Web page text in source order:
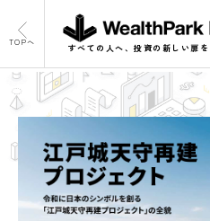
TOPへ
すべての人へ、投資の新しい扉を